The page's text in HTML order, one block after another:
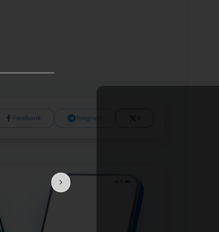
Facebook Telegram X